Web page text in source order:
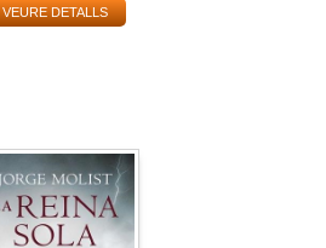
VEURE DETALLS